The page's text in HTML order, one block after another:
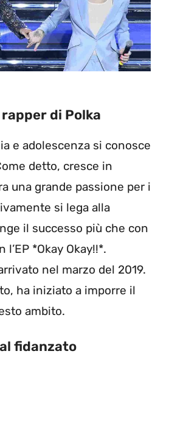
di Polka
e adolescenza si conosce
detto, cresce in
una grande passione per i
si lega alla
il successo più che con
l’EP *Okay Okay!!*.
nel marzo del 2019.
ha iniziato a imporre il
ambito.
fidanzato